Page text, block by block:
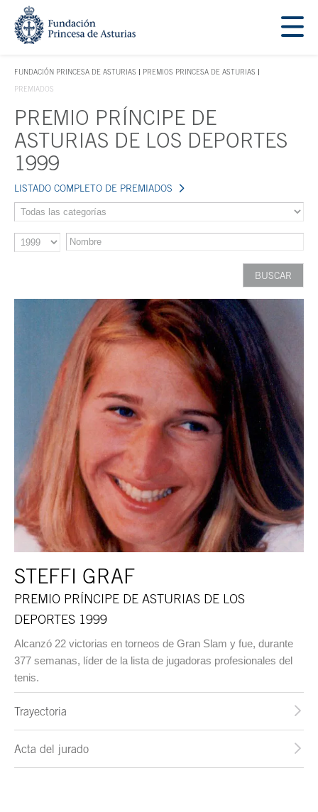
Saltar navegación. Ir directamente al contenido principal
FUNDACIÓN PRINCESA DE ASTURIAS
TECLA DE ACCESO 1
PREMIOS PRINCESA DE ASTURIAS
PREMIADOS
Contenido principal
PREMIO PRÍNCIPE DE
ASTURIAS DE LOS DEPORTES
1999
LISTADO COMPLETO DE PREMIADOS
STEFFI GRAF
PREMIO PRÍNCIPE DE ASTURIAS DE LOS
DEPORTES 1999
Alcanzó 22 victorias en torneos de Gran Slam y fue, durante
377 semanas, líder de la lista de jugadoras profesionales del
tenis.
Trayectoria
Acta del jurado